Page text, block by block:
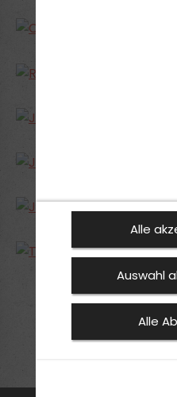
4
Alle
Auswahl
Alle